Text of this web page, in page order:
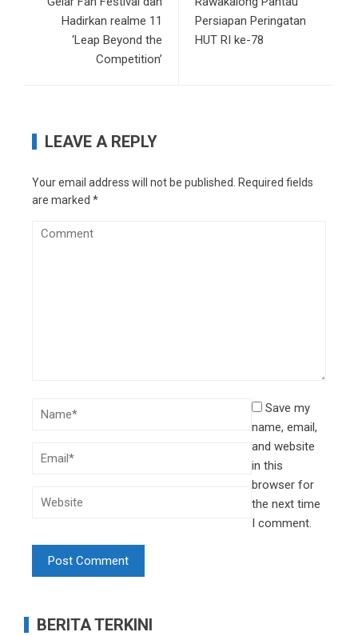
Hadirkan realme 11
‘Leap Beyond the
Competition’
Persiapan Peringatan
HUT RI ke-78
LEAVE A REPLY
Your email address will not be published.
Required fields
are marked *
Save my
name, email,
and website
in this
browser for
the next time
I comment.
BERITA TERKINI